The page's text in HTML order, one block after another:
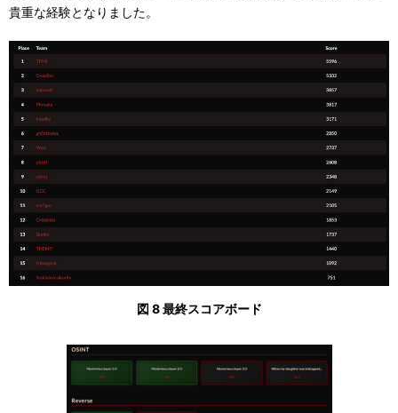
貴重な経験となりました。
図 8 最終スコアボード